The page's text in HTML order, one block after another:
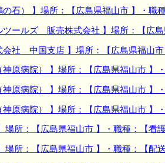
） 】場所：【広島県福山市 】・職
ールズ 販売株式会社 】場所：【広島
社 中国支店 】場所：【広島県福山市
原病院） 】場所：【広島県福山市 】
原病院） 】場所：【広島県福山市 】・
原病院） 】場所：【広島県福山市 】
所：【広島県福山市 】・職種：【看護
所：【広島県福山市 】・職種：【配送